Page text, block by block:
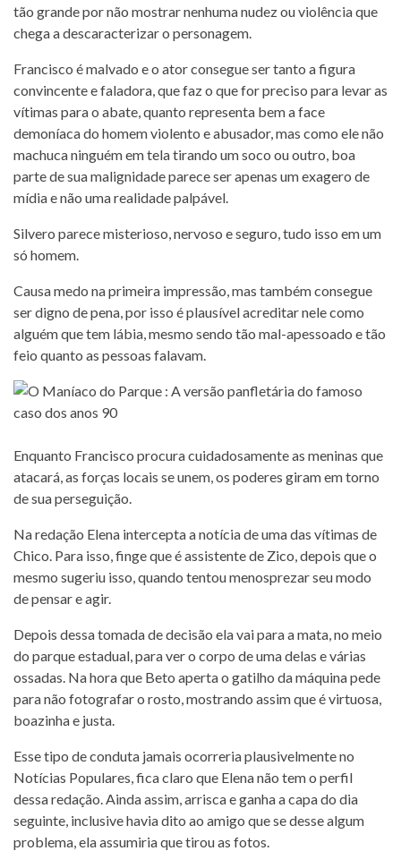
tão grande por não mostrar nenhuma nudez ou violência que
chega a descaracterizar o personagem.
Francisco é malvado e o ator consegue ser tanto a figura
convincente e faladora, que faz o que for preciso para levar as
vítimas para o abate, quanto representa bem a face
demoníaca do homem violento e abusador, mas como ele não
machuca ninguém em tela tirando um soco ou outro, boa
parte de sua malignidade parece ser apenas um exagero de
mídia e não uma realidade palpável.
Silvero parece misterioso, nervoso e seguro, tudo isso em um
só homem.
Causa medo na primeira impressão, mas também consegue
ser digno de pena, por isso é plausível acreditar nele como
alguém que tem lábia, mesmo sendo tão mal-apessoado e tão
feio quanto as pessoas falavam.
Enquanto Francisco procura cuidadosamente as meninas que
atacará, as forças locais se unem, os poderes giram em torno
de sua perseguição.
Na redação Elena intercepta a notícia de uma das vítimas de
Chico. Para isso, finge que é assistente de Zico, depois que o
mesmo sugeriu isso, quando tentou menosprezar seu modo
de pensar e agir.
Depois dessa tomada de decisão ela vai para a mata, no meio
do parque estadual, para ver o corpo de uma delas e várias
ossadas. Na hora que Beto aperta o gatilho da máquina pede
para não fotografar o rosto, mostrando assim que é virtuosa,
boazinha e justa.
Esse tipo de conduta jamais ocorreria plausivelmente no
Notícias Populares, fica claro que Elena não tem o perfil
dessa redação. Ainda assim, arrisca e ganha a capa do dia
seguinte, inclusive havia dito ao amigo que se desse algum
problema, ela assumiria que tirou as fotos.